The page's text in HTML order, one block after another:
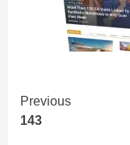
Continue
Reading
Previous
143